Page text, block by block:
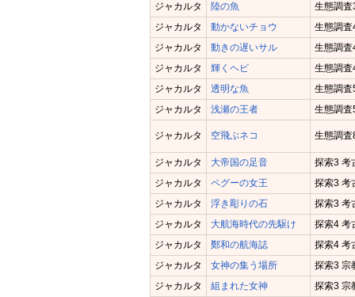
ジャカルタ
陸の魚
生態調
ジャカルタ
動かないチョウ
生態調
ジャカルタ
動きの遅いサル
生態調
ジャカルタ
輝くヘビ
生態調
ジャカルタ
透明な魚
生態調
ジャカルタ
浅瀬の王者 生態調
ジャカルタ 空飛ぶネコ 生態調
ジャカルタ 大帝国の足音
探索3 考
ジャカルタ
ペグーの女王
探索3 考
ジャカルタ
浮き彫りの石
探索3 考
ジャカルタ
大航海時代の先駆け
探索4 考
ジャカルタ
鄭和の航海誌
探索4 考
ジャカルタ
女神の集う場所
探索3 宗
ジャカルタ
組まれた女神
探索3 宗